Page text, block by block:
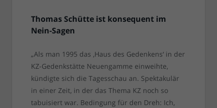
Thomas Schütte ist konsequent im
Nein-Sagen
„Als man 1995 das ‚Haus des Gedenkens‘ in der
KZ-Gedenkstätte Neuengamme einweihte,
kündigte sich die Tagesschau an. Spektakulär
in einer Zeit, in der das Thema KZ noch so
tabuisiert war. Bedingung für den Dreh: Ich,